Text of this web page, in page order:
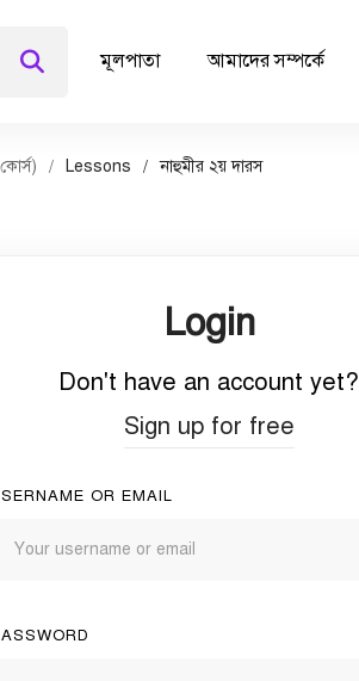
মূলপাতা আমাদের সম্পর্কে
Lessons নাহুমীর ২য় দারস
Login
Don't have an account yet?
Sign up for free
OR EMAIL